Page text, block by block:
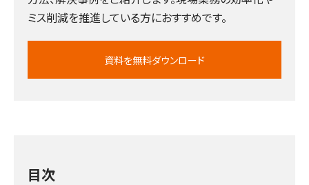
ミス削減を推進している方におすすめです。
資料を無料ダウンロード
目次